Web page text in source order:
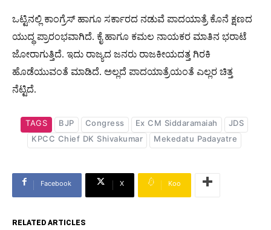
ಒಟ್ಟಿನಲ್ಲಿ ಕಾಂಗ್ರೆಸ್ ಹಾಗೂ ಸರ್ಕಾರದ ನಡುವೆ ಪಾದಯಾತ್ರೆ ಕೊನೆ ಕ್ಷಣದ
ಯುದ್ಧ ಪ್ರಾರಂಭವಾಗಿದೆ. ಕೈ ಹಾಗೂ ಕಮಲ ನಾಯಕರ ಮಾತಿನ ಭರಾಟೆ
ಜೋರಾಗುತ್ತಿದೆ. ಇದು ರಾಜ್ಯದ ಜನರು ರಾಜಕೀಯದತ್ತ ಗಿರಕಿ
ಹೊಡೆಯುವಂತೆ ಮಾಡಿದೆ. ಅಲ್ಲದೆ ಪಾದಯಾತ್ರೆಯಂತೆ ಎಲ್ಲರ ಚಿತ್ತ
ನೆಟ್ಟಿದೆ.
TAGS BJP Congress Ex CM Siddaramaiah
JDS
KPCC Chief DK Shivakumar
Mekedatu Padayatre
Facebook X Koo
RELATED ARTICLES